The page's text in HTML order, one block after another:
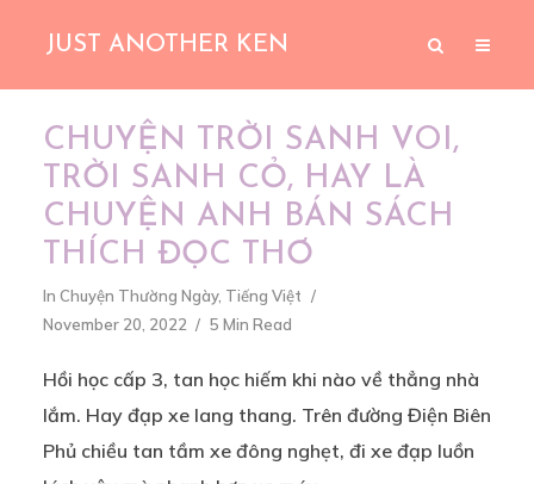
JUST ANOTHER KEN
CHUYỆN TRỜI SANH VOI,
TRỜI SANH CỎ, HAY LÀ
CHUYỆN ANH BÁN SÁCH
THÍCH ĐỌC THƠ
In Chuyện Thường Ngày, Tiếng Việt
November 20, 2022
5 Min Read
Hồi học cấp 3, tan học hiếm khi nào về thẳng nhà
lắm. Hay đạp xe lang thang. Trên đường Điện Biên
Phủ chiều tan tầm xe đông nghẹt, đi xe đạp luồn